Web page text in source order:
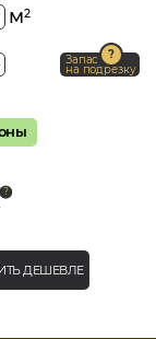
м2
Запас
на подрезку
ДЕШЕВЛЕ